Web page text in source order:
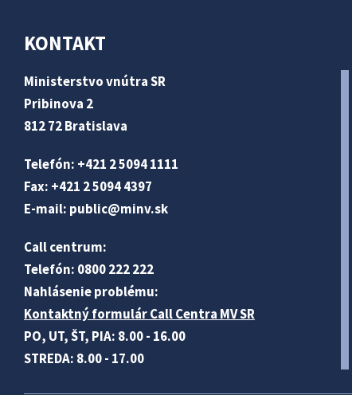
KONTAKT
Ministerstvo vnútra SR
Pribinova 2
812 72 Bratislava
Telefón: +421 2 5094 1111
Fax: +421 2 5094 4397
E-mail: public@minv.sk
Call centrum:
Telefón: 0800 222 222
Nahlásenie problému:
Kontaktný formulár Call Centra MV SR
PO, UT, ŠT, PIA: 8.00 - 16.00
STREDA: 8.00 - 17.00